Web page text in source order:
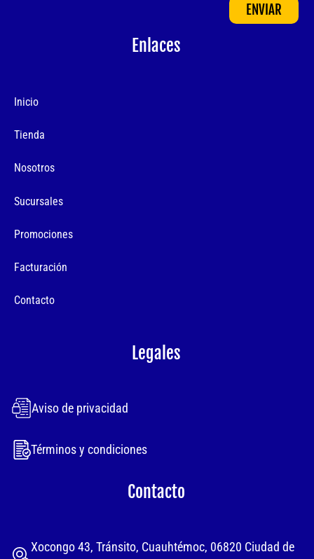
ENVIAR
Enlaces
Inicio
Tienda
Nosotros
Sucursales
Promociones
Facturación
Contacto
Legales
Aviso de privacidad
Términos y condiciones
Contacto
Xocongo 43, Tránsito, Cuauhtémoc, 06820 Ciudad de